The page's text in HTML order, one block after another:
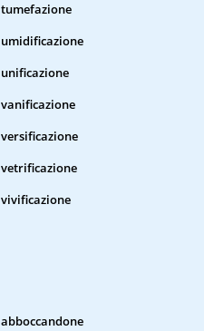
tumefazione
umidificazione
unificazione
vanificazione
versificazione
vetrificazione
vivificazione
abboccandone